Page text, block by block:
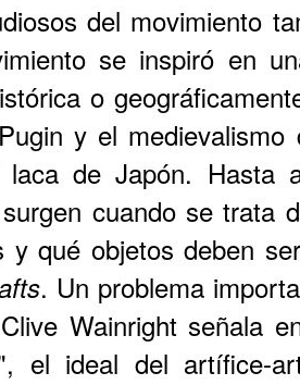
del movimiento
se inspiró en
o
y el
de Japón. Hasta
cuando se trata
y qué objetos deben
. Un problema
Wainright señala
el ideal del artífice-